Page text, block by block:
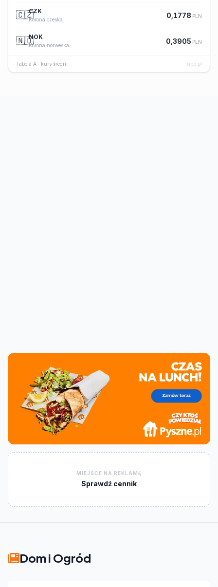
🇨🇿CZK
Korona czeska
0,1778 PLN
🇳🇴NOK
Korona norweska
0,3905 PLN
Tabela A · kurs średni nbp.pl
MIEJSCE NA REKLAMĘ
Sprawdź cennik
Dom i Ogród